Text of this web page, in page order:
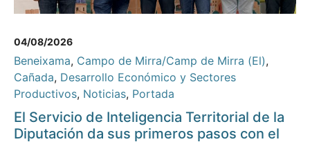
04/08/2026
Beneixama, Campo de Mirra/Camp de Mirra (El),
Cañada, Desarrollo Económico y Sectores
Productivos, Noticias, Portada
El Servicio de Inteligencia Territorial de la
Diputación da sus primeros pasos con el